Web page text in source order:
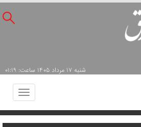
شنبه ۱۷ مرداد ۱۴۰۵ ساعت: ۰۱:۱۹
Toggle